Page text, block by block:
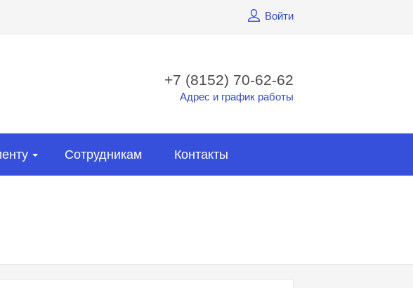
Войти
+7 (8152) 70-62-62
Адрес и график работы
Сотрудникам Контакты